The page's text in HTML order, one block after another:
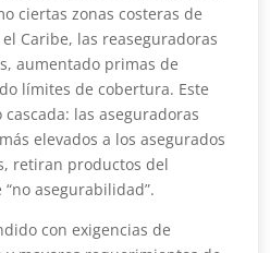
ciertas zonas costeras de
Caribe, las reaseguradoras
aumentado primas de
límites de cobertura. Este
las aseguradoras
elevados a los asegurados
retiran productos del
asegurabilidad”.
con exigencias de